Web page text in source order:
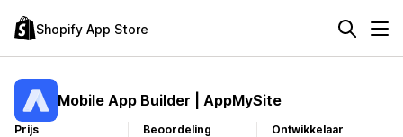
Shopify App Store
Mobile App Builder | AppMySite
Prijs
Beoordeling
Ontwikkelaar